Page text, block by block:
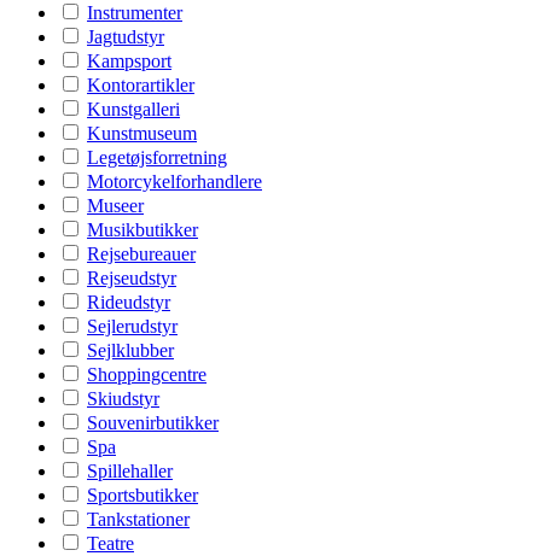
Instrumenter
Jagtudstyr
Kampsport
Kontorartikler
Kunstgalleri
Kunstmuseum
Legetøjsforretning
Motorcykelforhandlere
Museer
Musikbutikker
Rejsebureauer
Rejseudstyr
Rideudstyr
Sejlerudstyr
Sejlklubber
Shoppingcentre
Skiudstyr
Souvenirbutikker
Spa
Spillehaller
Sportsbutikker
Tankstationer
Teatre